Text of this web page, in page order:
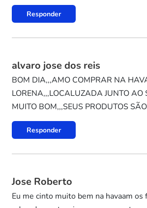
Responder
alvaro jose dos reis
BOM DIA,,,AMO COMPRAR NA
LORENA,,,LOCALUZADA JUNTO AO
MUITO BOM,,,SEUS PRODUTOS
Responder
Jose Roberto
Eu me cinto muito bem na havaam os